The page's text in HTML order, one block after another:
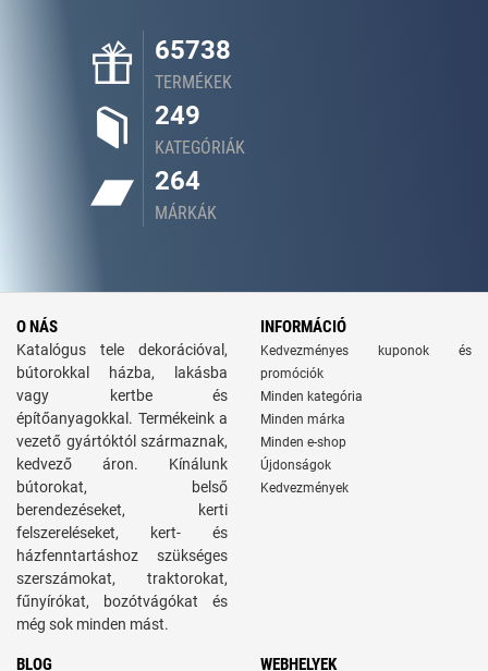
65738
TERMÉKEK
249
KATEGÓRIÁK
264
MÁRKÁK
O NÁS
Katalógus tele dekorációval,
bútorokkal házba, lakásba
vagy kertbe és
építőanyagokkal. Termékeink a
vezető gyártóktól származnak,
kedvező áron. Kínálunk
bútorokat, belső
berendezéseket, kerti
felszereléseket, kert- és
házfenntartáshoz szükséges
szerszámokat, traktorokat,
fűnyírókat, bozótvágókat és
még sok minden mást.
INFORMÁCIÓ
Kedvezményes kuponok és
promóciók
Minden kategória
Minden márka
Minden e-shop
Újdonságok
Kedvezmények
BLOG WEBHELYEK